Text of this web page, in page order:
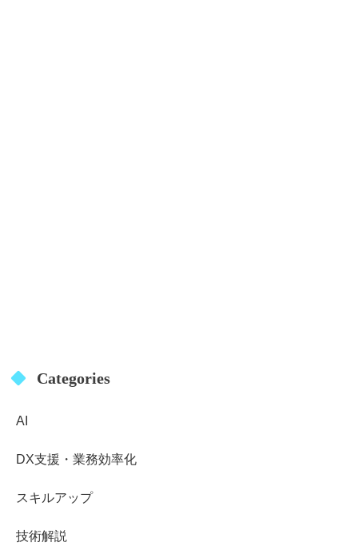
Categories
AI
DX支援・業務効率化
スキルアップ
技術解説